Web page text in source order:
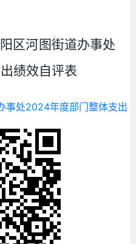
区河图街道办事处
绩效自评表
事处2024年度部门整体支出